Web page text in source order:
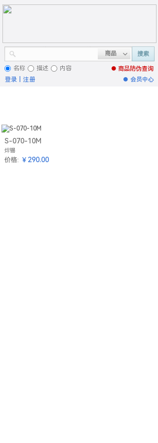
商品 搜索
名称 描述 内容 ● 商品防伪查询
● 会员中心
登录 注册
S-070-10M
焊锡
价格: ￥290.00